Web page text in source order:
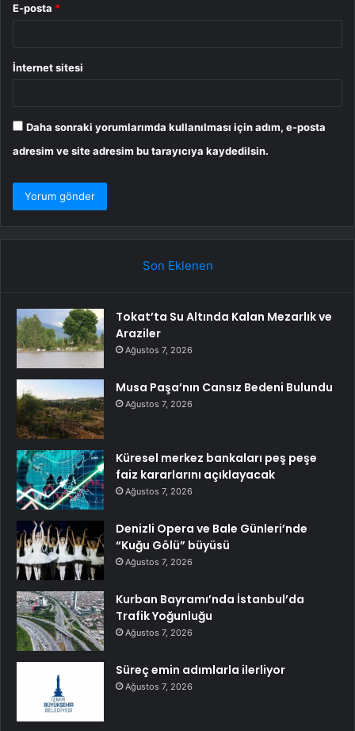
E-posta *
İnternet sitesi
Daha sonraki yorumlarımda kullanılması için adım, e-posta
adresim ve site adresim bu tarayıcıya kaydedilsin.
Son Eklenen
Tokat’ta Su Altında Kalan Mezarlık ve
Araziler
Ağustos 7, 2026
Musa Paşa’nın Cansız Bedeni Bulundu
Ağustos 7, 2026
Küresel merkez bankaları peş peşe
faiz kararlarını açıklayacak
Ağustos 7, 2026
Denizli Opera ve Bale Günleri’nde
“Kuğu Gölü” büyüsü
Ağustos 7, 2026
Kurban Bayramı’nda İstanbul’da
Trafik Yoğunluğu
Ağustos 7, 2026
Süreç emin adımlarla ilerliyor
Ağustos 7, 2026